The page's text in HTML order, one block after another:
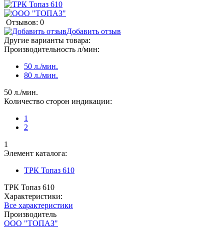
Отзывов: 0
Добавить отзыв
Другие варианты товара:
Производительность л/мин:
50 л./мин.
80 л./мин.
50 л./мин.
Количество сторон индикации:
1
2
1
Элемент каталога:
ТРК Топаз 610
ТРК Топаз 610
Характеристики:
Все характеристики
Производитель
ООО "ТОПАЗ"